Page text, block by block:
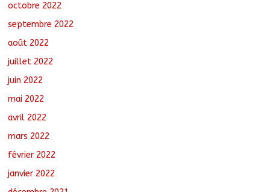
octobre 2022
septembre 2022
août 2022
juillet 2022
juin 2022
mai 2022
avril 2022
mars 2022
février 2022
janvier 2022